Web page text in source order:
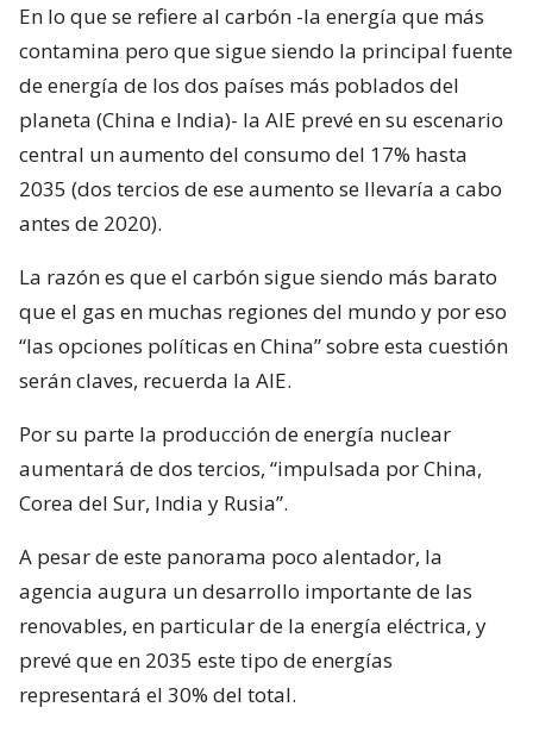
En lo que se refiere al carbón -la energía que más
contamina pero que sigue siendo la principal fuente
de energía de los dos países más poblados del
planeta (China e India)- la AIE prevé en su escenario
central un aumento del consumo del 17% hasta
2035 (dos tercios de ese aumento se llevaría a cabo
antes de 2020).
La razón es que el carbón sigue siendo más barato
que el gas en muchas regiones del mundo y por eso
“las opciones políticas en China” sobre esta cuestión
serán claves, recuerda la AIE.
Por su parte la producción de energía nuclear
aumentará de dos tercios, “impulsada por China,
Corea del Sur, India y Rusia”.
A pesar de este panorama poco alentador, la
agencia augura un desarrollo importante de las
renovables, en particular de la energía eléctrica, y
prevé que en 2035 este tipo de energías
representará el 30% del total.